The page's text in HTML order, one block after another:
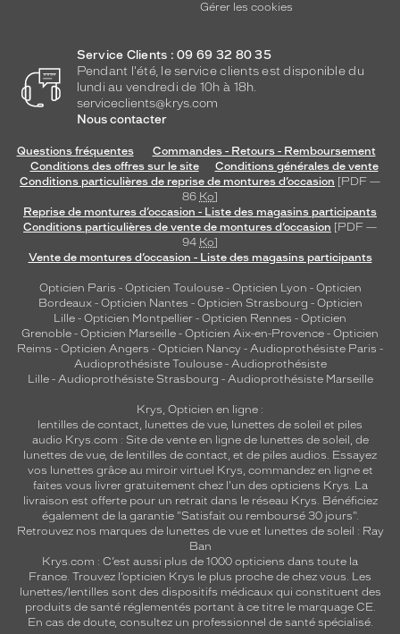
Gérer les cookies
Service Clients : 09 69 32 80 35
Pendant l'été, le service clients est disponible du
lundi au vendredi de 10h à 18h.
serviceclients@krys.com
Nous contacter
Questions fréquentes
Commandes - Retours - Remboursement
Conditions des offres sur le site
Conditions générales de vente
Conditions particulières de reprise de montures d’occasion [PDF —
86 Ko]
Reprise de montures d’occasion - Liste des magasins participants
Conditions particulières de vente de montures d’occasion [PDF —
94 Ko]
Vente de montures d’occasion - Liste des magasins participants
Opticien Paris - Opticien Toulouse- Opticien Lyon - Opticien
Bordeaux- Opticien Nantes - Opticien Strasbourg - Opticien
Lille - Opticien Montpellier - Opticien Rennes - Opticien
Grenoble - Opticien Marseille - Opticien Aix-en-Provence - Opticien
Reims - Opticien Angers - Opticien Nancy - Audioprothésiste Paris -
Audioprothésiste Toulouse- Audioprothésiste
Lille- Audioprothésiste Strasbourg - Audioprothésiste Marseille
Krys, Opticien en ligne :
lentilles de contact, lunettes de vue, lunettes de soleil et piles
audio Krys.com : Site de vente en ligne de lunettes de soleil, de
lunettes de vue, de lentilles de contact, et de piles audios. Essayez
vos lunettes grâce au miroir virtuel Krys, commandez en ligne et
faites vous livrer gratuitement chez l'un des opticiens Krys. La
livraison est offerte pour un retrait dans le réseau Krys. Bénéficiez
également de la garantie "Satisfait ou remboursé 30 jours".
Retrouvez nos marques de lunettes de vue et lunettes de soleil : Ray
Ban
Krys.com : C’est aussi plus de 1000 opticiens dans toute la
France. Trouvez l’opticien Krys le plus proche de chez vous. Les
lunettes/lentilles sont des dispositifs médicaux qui constituent des
produits de santé réglementés portant à ce titre le marquage CE.
En cas de doute, consultez un professionnel de santé spécialisé.